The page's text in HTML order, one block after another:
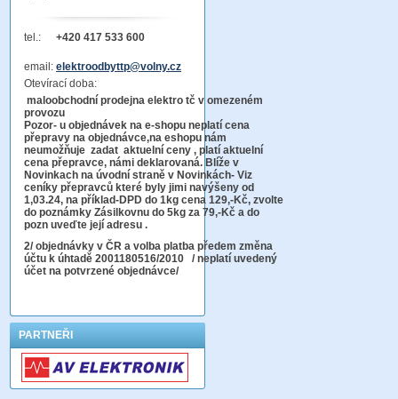
tel.: +420 417 533 600
email: elektroodbyttp@volny.cz
Otevírací doba:
maloobchodní prodejna elektro tč v omezeném
provozu
Pozor- u objednávek na e-shopu neplatí cena
přepravy na objednávce,na eshopu nám
neumožňuje zadat aktuelní ceny , platí aktuelní
cena přepravce, námi deklarovaná. Blíže v
Novinkach na úvodní straně v Novinkách- Viz
ceníky přepravců které byly jimi navýšeny od
1,03.24, na příklad-DPD do 1kg cena 129,-Kč, zvolte
do poznámky Zásilkovnu do 5kg za 79,-Kč a do
pozn uveďte její adresu .
2/ objednávky v ČR a volba platba předem změna
účtu k úhtadě 2001180516/2010 / neplatí uvedený
účet na potvrzené objednávce/
PARTNEŘI